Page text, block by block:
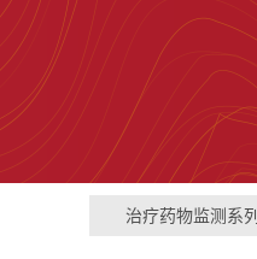
治疗药物监测系列